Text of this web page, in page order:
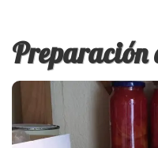
Preparación